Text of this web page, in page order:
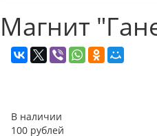
Магнит
В наличии
100 рублей